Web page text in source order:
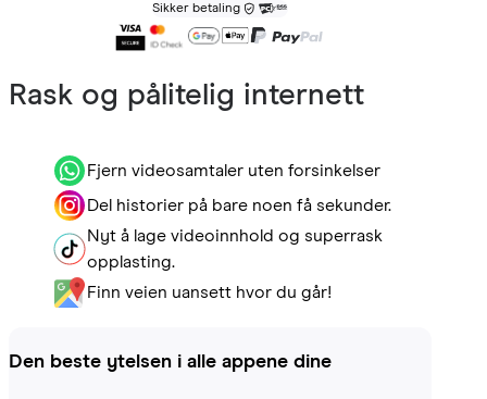
Sikker betaling
Rask og pålitelig internett
Fjern videosamtaler uten forsinkelser
Del historier på bare noen få sekunder.
Nyt å lage videoinnhold og superrask
opplasting.
Finn veien uansett hvor du går!
Den beste ytelsen i alle appene dine